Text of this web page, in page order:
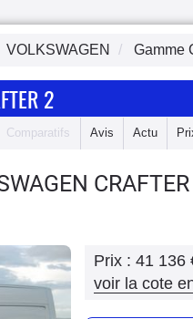
VOLKSWAGEN Gamme
2
Comparatifs Avis Actu
Prix : 41 136
voir la cote